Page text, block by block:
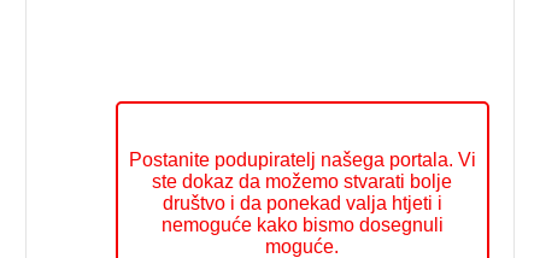
Postanite podupiratelj našega portala. Vi
ste dokaz da možemo stvarati bolje
društvo i da ponekad valja htjeti i
nemoguće kako bismo dosegnuli
moguće.